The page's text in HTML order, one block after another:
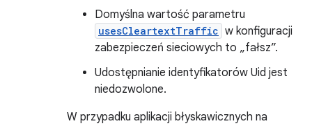
Domyślna wartość parametru
usesCleartextTraffic w konfiguracji
zabezpieczeń sieciowych to „fałsz”.
Udostępnianie identyfikatorów Uid jest
niedozwolone.
W przypadku aplikacji błyskawicznych na